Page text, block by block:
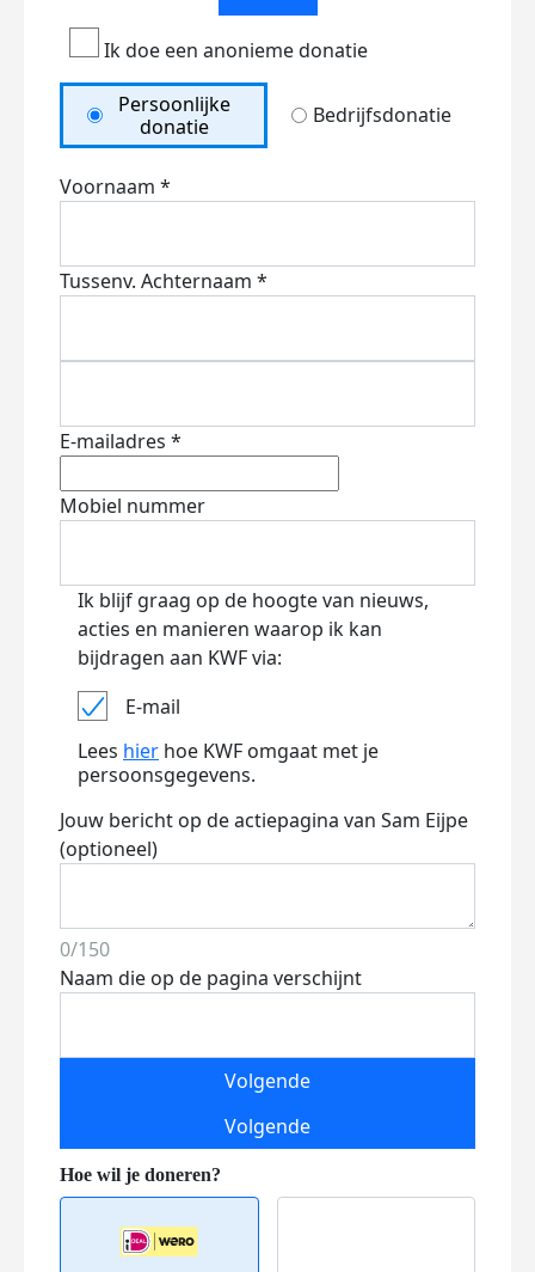
Ik doe een anonieme donatie
Persoonlijke
donatie
Bedrijfsdonatie
Voornaam *
Tussenv. Achternaam *
E-mailadres *
Mobiel nummer
Ik blijf graag op de hoogte van nieuws,
acties en manieren waarop ik kan
bijdragen aan KWF via:
E-mail
Lees hier hoe KWF omgaat met je
persoonsgegevens.
Jouw bericht op de actiepagina van Sam Eijpe
(optioneel)
0/150
Naam die op de pagina verschijnt
Volgende
Volgende